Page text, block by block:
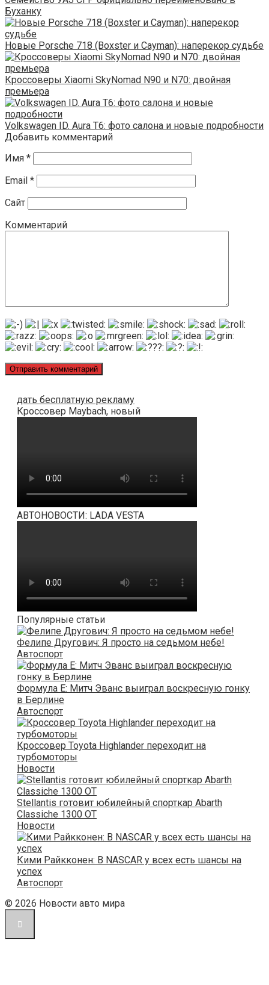
Буханку
Новые Porsche 718 (Boxster и Cayman): наперекор судьбе
Кроссоверы Xiaomi SkyNomad N90 и N70: двойная
премьера
Volkswagen ID. Aura T6: фото салона и новые подробности
Добавить комментарий
Имя *
Email *
Сайт
Комментарий
дать бесплатную рекламу
Кроссовер Maybach, новый
АВТОНОВОСТИ: LADA VESTA
Популярные статьи
Фелипе Другович: Я просто на седьмом небе!
Автоспорт
Формула E: Митч Эванс выиграл воскресную гонку
в Берлине
Автоспорт
Кроссовер Toyota Highlander переходит на
турбомоторы
Новости
Stellantis готовит юбилейный спорткар Abarth
Classiche 1300 OT
Новости
Кими Райкконен: В NASCAR у всех есть шансы на
успех
Автоспорт
© 2026 Новости авто мира